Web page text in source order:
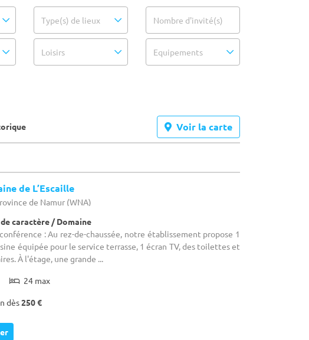
Type(s) de lieux Nombre d'invité(s)
Loisirs Equipements
Voir la carte
de L’Escaille
de Namur (WNA)
caractère / Domaine
: Au rez-de-chaussée, notre établissement propose 1
équipée pour le service terrasse, 1 écran TV, des toilettes et
À l'étage, une grande ...
24 max
dès250 €